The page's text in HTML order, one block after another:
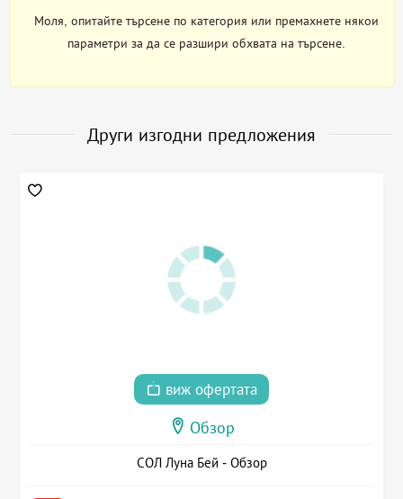
Моля, опитайте търсене по категория или премахнете някои
параметри за да се разшири обхвата на търсене.
Други изгодни предложения
виж офертата
Обзор
СОЛ Луна Бей - Обзор